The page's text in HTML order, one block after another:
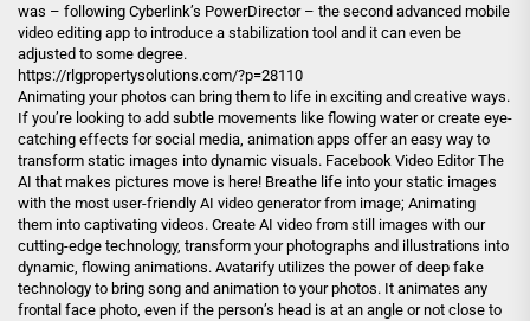
was – following Cyberlink’s PowerDirector – the second advanced mobile
video editing app to introduce a stabilization tool and it can even be
adjusted to some degree.
https://rlgpropertysolutions.com/?p=28110
Animating your photos can bring them to life in exciting and creative ways.
If you’re looking to add subtle movements like flowing water or create eye-
catching effects for social media, animation apps offer an easy way to
transform static images into dynamic visuals. Facebook Video Editor The
AI that makes pictures move is here! Breathe life into your static images
with the most user-friendly AI video generator from image; Animating
them into captivating videos. Create AI video from still images with our
cutting-edge technology, transform your photographs and illustrations into
dynamic, flowing animations. Avatarify utilizes the power of deep fake
technology to bring song and animation to your photos. It animates any
frontal face photo, even if the person’s head is at an angle or not close to